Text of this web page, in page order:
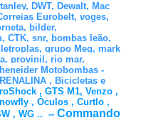
DWT, Dewalt, Mac
Eurobelt, voges,
bilder,
CTK, snr, bombas leão,
grupo Meg, mark
provinil, rio mar,
Motobombas -
, Bicicletas e
, GTS M1, Venzo ,
, Óculos , Curtlo ,
, WG .. -- Commando